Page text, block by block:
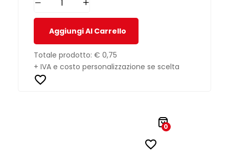
Aggiungi Al Carrello
Totale prodotto: € 0,75
+ IVA e costo personalizzazione se scelta
0